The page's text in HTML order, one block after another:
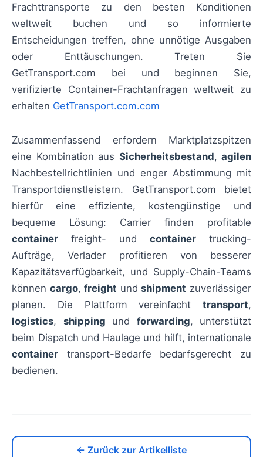
Frachttransporte zu den besten Konditionen
weltweit buchen und so informierte
Entscheidungen treffen, ohne unnötige Ausgaben
oder Enttäuschungen. Treten Sie
GetTransport.com bei und beginnen Sie,
verifizierte Container-Frachtanfragen weltweit zu
erhalten GetTransport.com.com
Zusammenfassend erfordern Marktplatzspitzen
eine Kombination aus Sicherheitsbestand, agilen
Nachbestellrichtlinien und enger Abstimmung mit
Transportdienstleistern. GetTransport.com bietet
hierfür eine effiziente, kostengünstige und
bequeme Lösung: Carrier finden profitable
container freight- und container trucking-
Aufträge, Verlader profitieren von besserer
Kapazitätsverfügbarkeit, und Supply-Chain-Teams
können cargo,freight undshipment zuverlässiger
planen. Die Plattform vereinfacht transport,
logistics, shipping und forwarding, unterstützt
beim Dispatch und Haulage und hilft, internationale
container transport-Bedarfe bedarfsgerecht zu
bedienen.
← Zurück zur Artikelliste